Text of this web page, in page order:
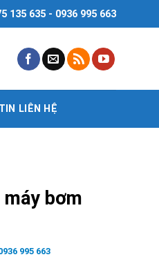
135 635 - 0936 995 663
LIÊN HỆ
máy bơm
995 663